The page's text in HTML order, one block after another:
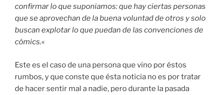
confirmar lo que suponiamos: que hay ciertas personas
que se aprovechan de la buena voluntad de otros y solo
buscan explotar lo que puedan de las convenciones de
cómics.«
Este es el caso de una persona que vino por éstos
rumbos, y que conste que ésta noticia no es por tratar
de hacer sentir mal a nadie, pero durante la pasada